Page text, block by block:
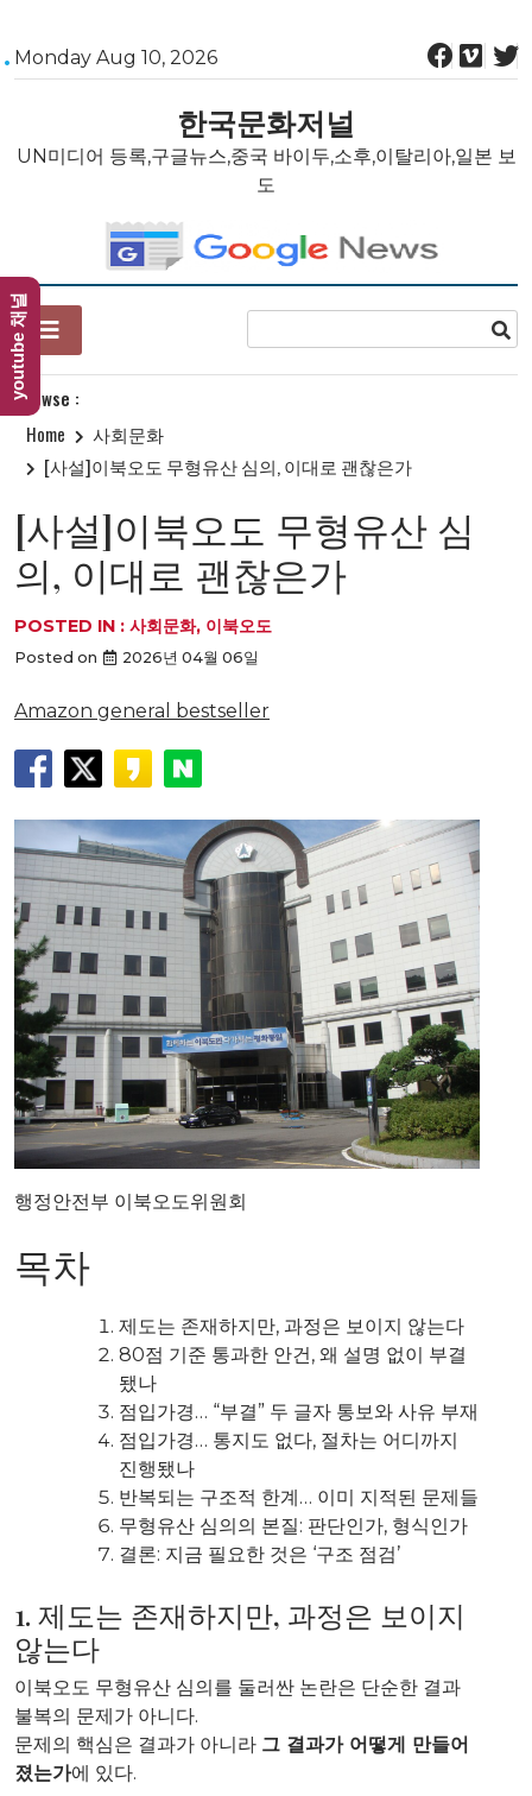
Skip
to
Monday Aug 10, 2026
한국문화저널
UN미디어 등록,구글뉴스,중국 바이두,소후,이탈리아,일본 보
도
Browse :
Home
사회문화
[사설]이북오도 무형유산 심의, 이대로 괜찮은가
[사설]이북오도 무형유산 심
의, 이대로 괜찮은가
POSTED IN : 사회문화, 이북오도
Posted on 2026년 04월 06일
Amazon general bestseller
행정안전부 이북오도위원회
목차
제도는 존재하지만, 과정은 보이지 않는다
80점 기준 통과한 안건, 왜 설명 없이 부결
됐나
점입가경… “부결” 두 글자 통보와 사유 부재
점입가경… 통지도 없다, 절차는 어디까지
진행됐나
반복되는 구조적 한계… 이미 지적된 문제들
무형유산 심의의 본질: 판단인가, 형식인가
결론: 지금 필요한 것은 ‘구조 점검’
1. 제도는 존재하지만, 과정은 보이지
않는다
이북오도 무형유산 심의를 둘러싼 논란은 단순한 결과
불복의 문제가 아니다.
문제의 핵심은 결과가 아니라 그 결과가 어떻게 만들어
졌는가에 있다.
youtube 채널